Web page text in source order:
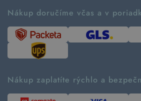
Návod ako nakupovať
Tabuľka veľkostí
Predávané značky
Kontakt
Ako tvoríme second hand
Časté otázky
Kde pomáhame
Udržateľnosť
Blog
Pre médiá
Nákup doručíme včas a v
Nákup zaplatíte rýchlo a